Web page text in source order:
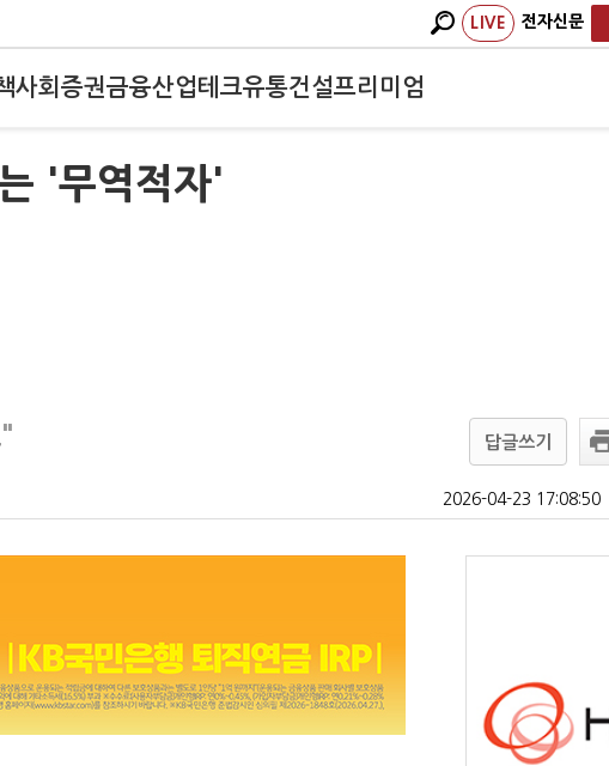
LIVE 전자신문
사회 증권금융산업테크유통건설프리미엄
'무역적자'
답글쓰기
2026-04-23 17:08:50